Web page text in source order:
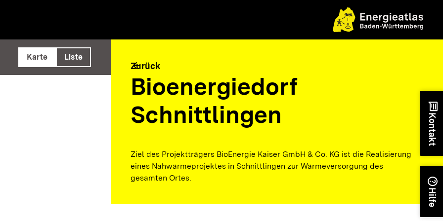
ausführen
Karte Liste
arrow_back
Zurück
Bioenergiedorf
Schnittlingen
Ziel des Projektträgers BioEnergie Kaiser GmbH & Co. KG ist die Realisierung
eines Nahwärmeprojektes in Schnittlingen zur Wärmeversorgung des
gesamten Ortes.
chat
Kontakt
help
Hilfe